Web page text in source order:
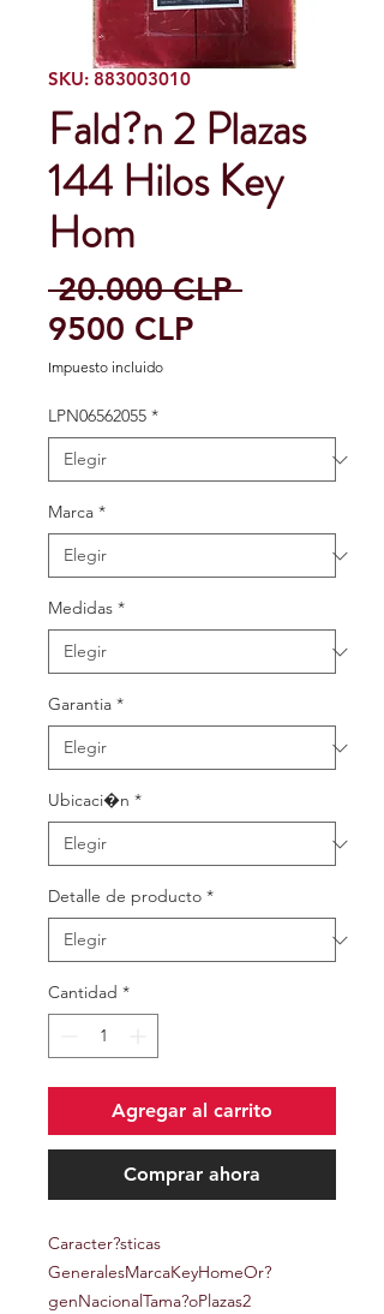
SKU: 883003010
Fald?n 2 Plazas
144 Hilos Key
Hom
20.000 CLP Precio
9500 CLP
Impuesto incluido
LPN06562055 *
Marca *
Medidas *
Garantia *
Ubicaci�n *
Detalle de producto *
Cantidad *
Agregar al carrito
Comprar ahora
Caracter?sticas
GeneralesMarcaKeyHomeOr?
genNacionalTama?oPlazas2